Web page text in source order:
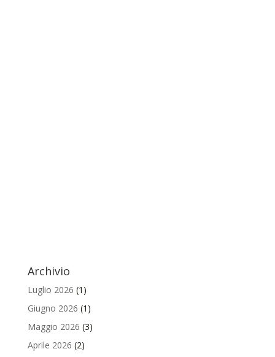
Archivio
Luglio 2026 (1)
Giugno 2026 (1)
Maggio 2026 (3)
Aprile 2026 (2)